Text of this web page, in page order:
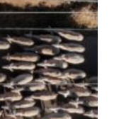
«Η καλύτερη